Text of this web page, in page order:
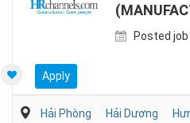
Posted
Apply
Hải Phòng Hải Dương